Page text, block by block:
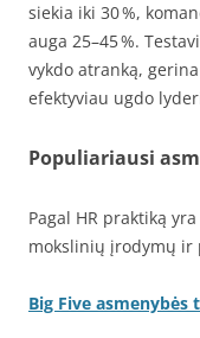
siekia iki 30 %,
auga 25–45 %.
vykdo atranką,
efektyviau ugdo
Populiariausi
Pagal HR praktiką
mokslinių įrodymų ir
Big Five asmenybės